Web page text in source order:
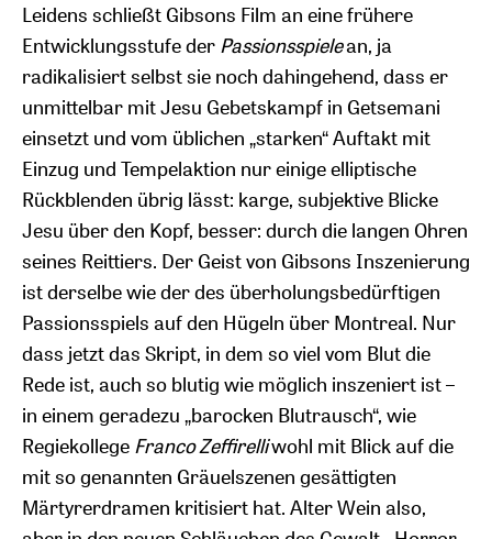
Leidens schließt Gibsons Film an eine frühere
Entwicklungsstufe der Passionsspielean, ja
radikalisiert selbst sie noch dahingehend, dass er
unmittelbar mit Jesu Gebetskampf in Getsemani
einsetzt und vom üblichen „starken“ Auftakt mit
Einzug und Tempelaktion nur einige elliptische
Rückblenden übrig lässt: karge, subjektive Blicke
Jesu über den Kopf, besser: durch die langen Ohren
seines Reittiers. Der Geist von Gibsons Inszenierung
ist derselbe wie der des überholungsbedürftigen
Passionsspiels auf den Hügeln über Montreal. Nur
dass jetzt das Skript, in dem so viel vom Blut die
Rede ist, auch so blutig wie möglich inszeniert ist –
in einem geradezu „barocken Blutrausch“, wie
Regiekollege Franco Zeffirelliwohl mit Blick auf die
mit so genannten Gräuelszenen gesättigten
Märtyrerdramen kritisiert hat. Alter Wein also,